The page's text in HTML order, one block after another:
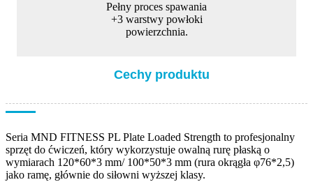
Pełny proces spawania
+3 warstwy powłoki
powierzchnia.
Cechy produktu
Seria MND FITNESS PL Plate Loaded Strength to profesjonalny
sprzęt do ćwiczeń, który wykorzystuje owalną rurę płaską o
wymiarach 120*60*3 mm/ 100*50*3 mm (rura okrągła φ76*2,5)
jako ramę, głównie do siłowni wyższej klasy.